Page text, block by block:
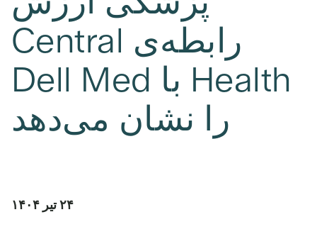
رابطه‌ی Central
Health با Dell Med
را نشان می‌دهد
۲۴ تیر ۱۴۰۴